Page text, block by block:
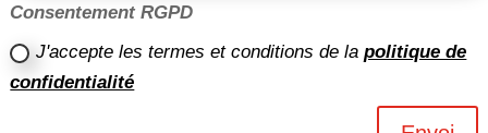
Consentement RGPD
J'accepte les termes et conditions de lapolitique de
confidentialité